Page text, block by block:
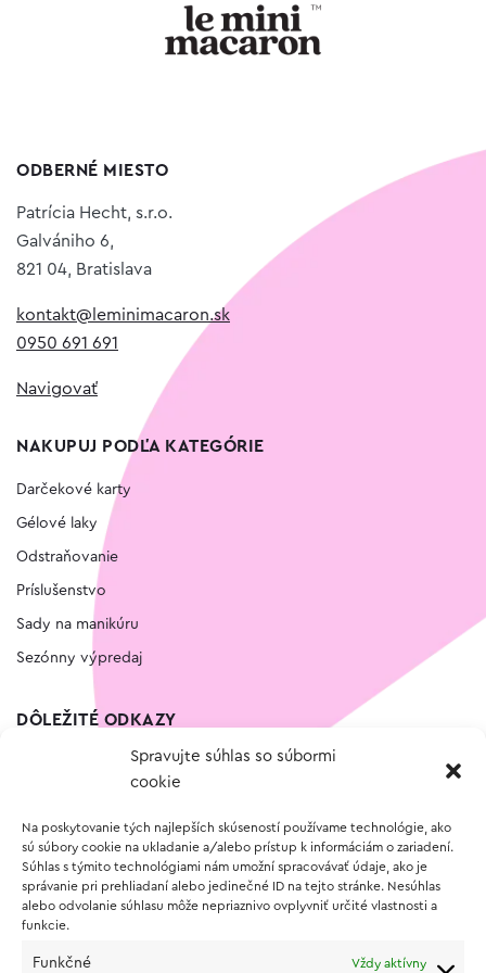
Spravujte súhlas so súbormi
cookie
Na poskytovanie tých najlepších skúseností používame technológie, ako
sú súbory cookie na ukladanie a/alebo prístup k informáciám o zariadení.
Súhlas s týmito technológiami nám umožní spracovávať údaje, ako je
správanie pri prehliadaní alebo jedinečné ID na tejto stránke. Nesúhlas
alebo odvolanie súhlasu môže nepriaznivo ovplyvniť určité vlastnosti a
funkcie.
Funkčné Vždy aktívny
ODBERNÉ MIESTO
Patrícia Hecht, s.r.o.
Galvániho 6,
821 04, Bratislava
kontakt@leminimacaron.sk
0950 691 691
Navigovať
NAKUPUJ PODĽA KATEGÓRIE
Darčekové karty
Gélové laky
Odstraňovanie
Príslušenstvo
Sady na manikúru
Sezónny výpredaj
DÔLEŽITÉ ODKAZY
Vernostný program
O NÁKUPE
Vrátenie a reklamácia tovaru